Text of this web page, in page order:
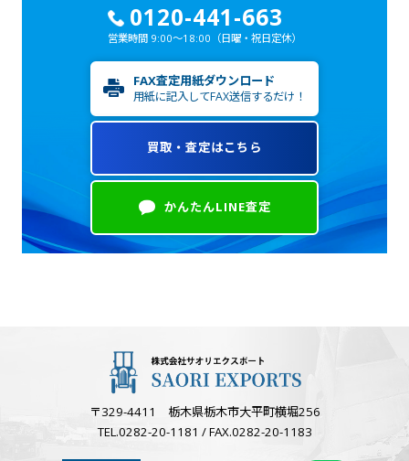
0120-441-663
営業時間 9:00～18:00 （日曜・祝日定休）
FAX査定用紙ダウンロード
用紙に記入してFAX送信するだけ！
買取・査定はこちら
かんたんLINE査定
〒329-4411 栃木県栃木市大平町横堀256
TEL.0282-20-1181 / FAX.0282-20-1183